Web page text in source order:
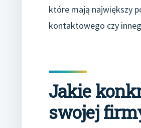
które mają największy
kontaktowego czy
Jakie
swojej